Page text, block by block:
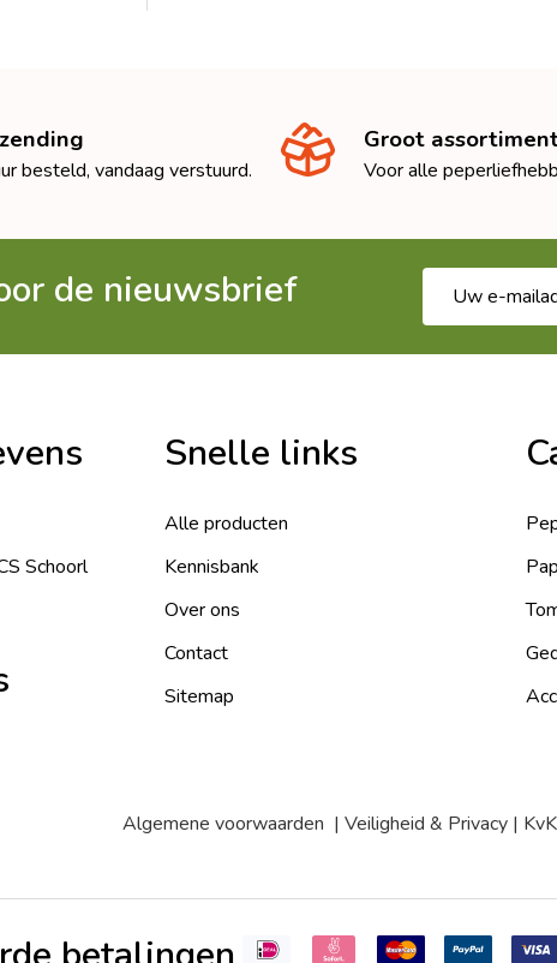
besteld, vandaag verstuurd.
Groot
Voor alle
de nieuwsbrief
mailadres
Snelle links
Alle producten
Kennisbank
Over ons
Contact
Sitemap
Algemene voorwaarden | Veiligheid & Privacy|